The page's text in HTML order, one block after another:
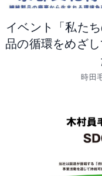
イベント「私た
品の循環をめざ
時田